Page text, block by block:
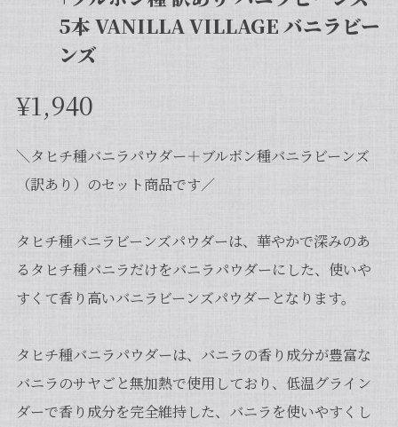
5本 VANILLA VILLAGE バニラビー
ンズ
¥1,940
＼タヒチ種バニラパウダー＋ブルボン種バニラビーンズ
（訳あり）のセット商品です／
タヒチ種バニラビーンズパウダーは、華やかで深みのあ
るタヒチ種バニラだけをバニラパウダーにした、使いや
すくて香り高いバニラビーンズパウダーとなります。
タヒチ種バニラパウダーは、バニラの香り成分が豊富な
バニラのサヤごと無加熱で使用しており、低温グライン
ダーで香り成分を完全維持した、バニラを使いやすくし